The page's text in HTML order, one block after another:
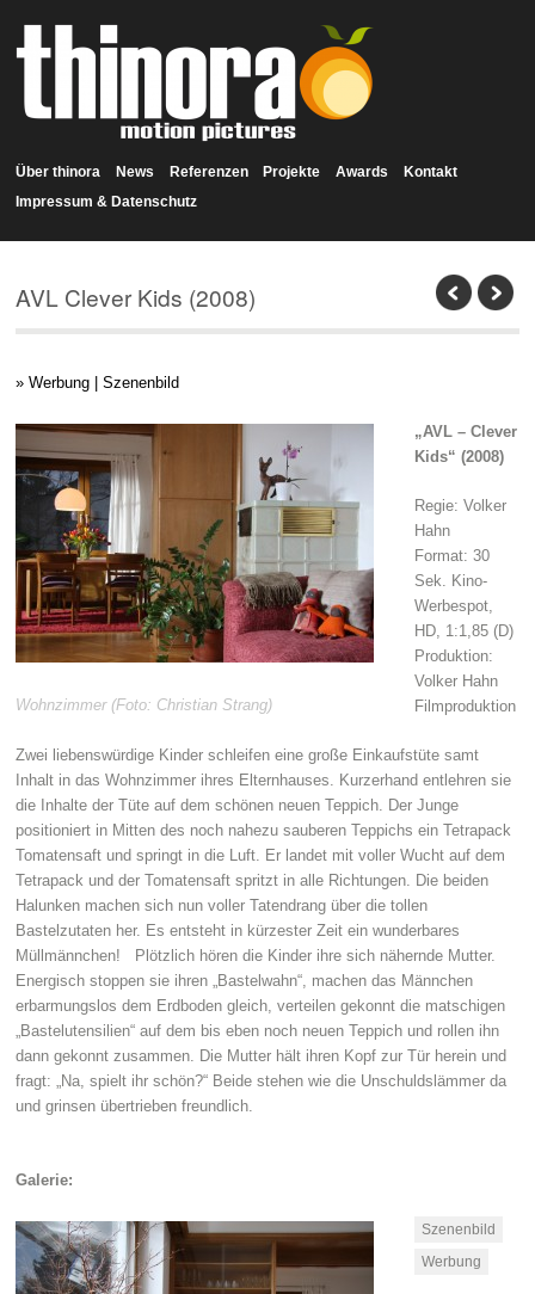
Über thinora News Referenzen Projekte Awards
Kontakt
Impressum & Datenschutz
AVL Clever Kids (2008)
» Werbung | Szenenbild
Wohnzimmer (Foto: Christian Strang)
„AVL – Clever
Kids“ (2008)
Regie: Volker
Hahn
Format: 30
Sek. Kino-
Werbespot,
HD, 1:1,85 (D)
Produktion:
Volker Hahn
Filmproduktion
Zwei liebenswürdige Kinder schleifen eine große Einkaufstüte samt
Inhalt in das Wohnzimmer ihres Elternhauses. Kurzerhand entlehren sie
die Inhalte der Tüte auf dem schönen neuen Teppich. Der Junge
positioniert in Mitten des noch nahezu sauberen Teppichs ein Tetrapack
Tomatensaft und springt in die Luft. Er landet mit voller Wucht auf dem
Tetrapack und der Tomatensaft spritzt in alle Richtungen. Die beiden
Halunken machen sich nun voller Tatendrang über die tollen
Bastelzutaten her. Es entsteht in kürzester Zeit ein wunderbares
Müllmännchen! Plötzlich hören die Kinder ihre sich nähernde Mutter.
Energisch stoppen sie ihren „Bastelwahn“, machen das Männchen
erbarmungslos dem Erdboden gleich, verteilen gekonnt die matschigen
„Bastelutensilien“ auf dem bis eben noch neuen Teppich und rollen ihn
dann gekonnt zusammen. Die Mutter hält ihren Kopf zur Tür herein und
fragt: „Na, spielt ihr schön?“ Beide stehen wie die Unschuldslämmer da
und grinsen übertrieben freundlich.
Galerie:
Szenenbild
Werbung